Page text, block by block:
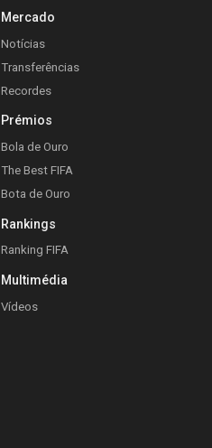
Mercado
Notícias
Transferências
Recordes
Prémios
Bola de Ouro
The Best FIFA
Bota de Ouro
Rankings
Ranking FIFA
Multimédia
Vídeos